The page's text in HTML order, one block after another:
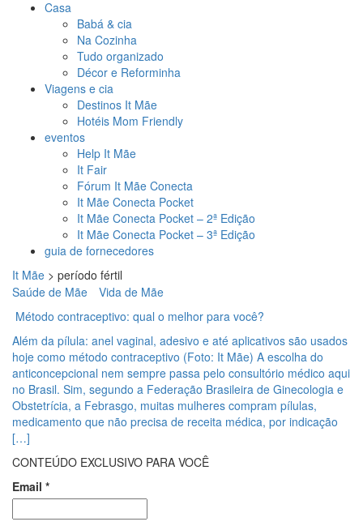
Casa
Babá & cia
Na Cozinha
Tudo organizado
Décor e Reforminha
Viagens e cia
Destinos It Mãe
Hotéis Mom Friendly
eventos
Help It Mãe
It Fair
Fórum It Mãe Conecta
It Mãe Conecta Pocket
It Mãe Conecta Pocket – 2ª Edição
It Mãe Conecta Pocket – 3ª Edição
guia de fornecedores
It Mãe > período fértil
Saúde de Mãe
Vida de Mãe
Método contraceptivo: qual o melhor para você?
Além da pílula: anel vaginal, adesivo e até aplicativos são usados
hoje como método contraceptivo (Foto: It Mãe) A escolha do
anticoncepcional nem sempre passa pelo consultório médico aqui
no Brasil. Sim, segundo a Federação Brasileira de Ginecologia e
Obstetrícia, a Febrasgo, muitas mulheres compram pílulas,
medicamento que não precisa de receita médica, por indicação
[…]
CONTEÚDO EXCLUSIVO PARA VOCÊ
Email *